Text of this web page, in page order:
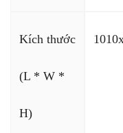
Kích thước
(L * W *
H)